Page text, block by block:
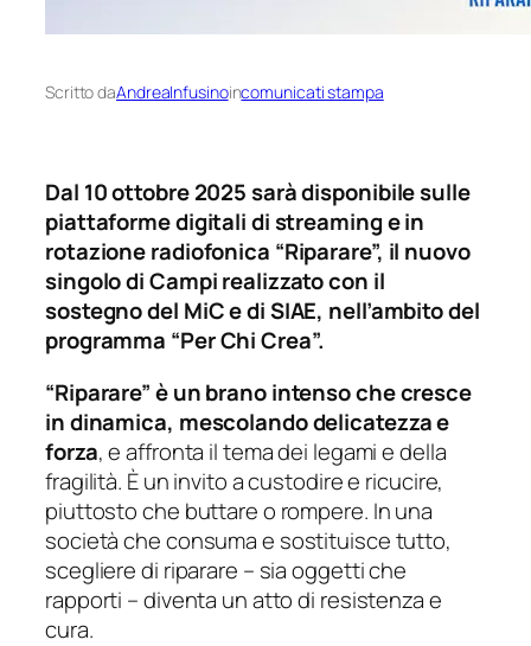
Scritto daAndreaInfusinoincomunicati stampa
Dal 10 ottobre 2025 sarà disponibile sulle
piattaforme digitali di streaming e in
rotazione radiofonica “Riparare”, il nuovo
singolo di Campi realizzato con il
sostegno del MiC e di SIAE, nell’ambito del
programma “Per Chi Crea”.
“Riparare” è un brano intenso che cresce
in dinamica, mescolando delicatezza e
forza, e affronta il tema dei legami e della
fragilità. È un invito a custodire e ricucire,
piuttosto che buttare o rompere. In una
società che consuma e sostituisce tutto,
scegliere di riparare – sia oggetti che
rapporti – diventa un atto di resistenza e
cura.